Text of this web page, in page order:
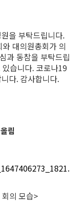
을 부탁드립니다.
대의원총회가 의
과 동참을 부탁드립
습니다. 코로나19
다. 감사합니다.
림
의 모습>